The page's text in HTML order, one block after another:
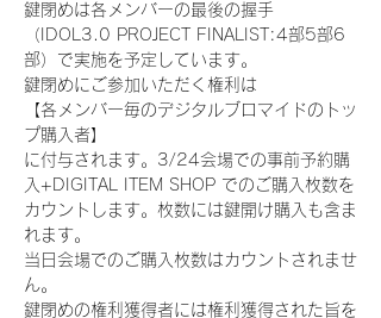
鍵閉めは各メンバーの最後の握手
（IDOL3.0 PROJECT FINALIST:4部5部6
部）で実施を予定しています。
鍵閉めにご参加いただく権利は
【各メンバー毎のデジタルブロマイドのトッ
プ購入者】
に付与されます。3/24会場での事前予約購
入+DIGITAL ITEM SHOP でのご購入枚数を
カウントします。枚数には鍵開け購入も含ま
れます。
当日会場でのご購入枚数はカウントされませ
ん。
鍵閉めの権利獲得者には権利獲得された旨を